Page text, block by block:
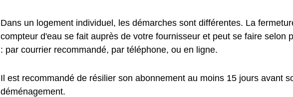
Dans un logement individuel, les démarches sont différentes. La
compteur d'eau se fait auprès de votre fournisseur et peut se faire selon
: par courrier recommandé, par téléphone, ou en ligne.
Il est recommandé de résilier son abonnement au moins 15 jours avant
déménagement.